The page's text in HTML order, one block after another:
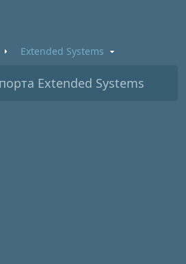
Extended Systems
Extended Systems